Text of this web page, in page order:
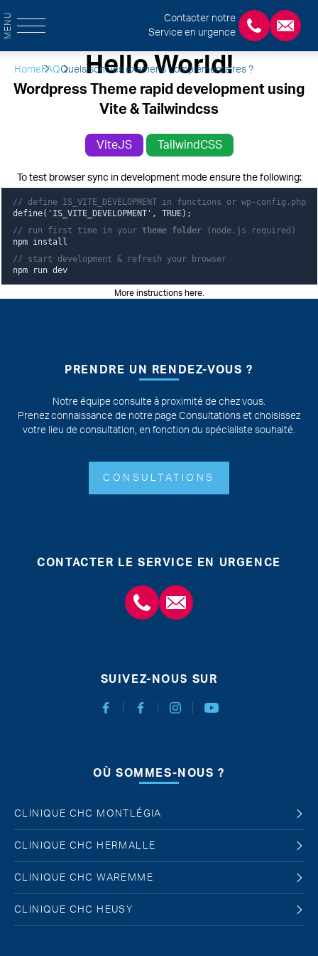
MENU
Contacter notre
Service en urgence
+3243554120
Home FAQQuels sont les examens complémentaires ?
Hello World!
Wordpress Theme rapid development using
Vite & Tailwindcss
ViteJS TailwindCSS
To test browser sync in development mode ensure the following:
// define IS_VITE_DEVELOPMENT in functions or wp-config.php
define('IS_VITE_DEVELOPMENT', TRUE);
// run first time in your theme folder(node.js required)
npm install
// start development & refresh your browser
npm run dev
More instructions here.
PRENDRE UN RENDEZ-VOUS ?
Notre équipe consulte à proximité de chez vous.
Prenez connaissance de notre page Consultations et choisissez
votre lieu de consultation, en fonction du spécialiste souhaité.
CONSULTATIONS
CONTACTER LE SERVICE EN URGENCE
+3243554120chirabdomle@chc.be
SUIVEZ-NOUS SUR
Facebook Chirurgie Abdominale
Facebook Chirurgie de l'obésité
InstagramYoutube
OÙ SOMMES-NOUS ?
CLINIQUE CHC MONTLÉGIA
CLINIQUE CHC HERMALLE
CLINIQUE CHC WAREMME
CLINIQUE CHC HEUSY